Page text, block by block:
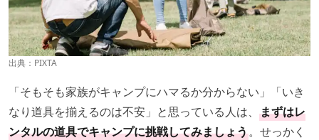
出典：PIXTA
「そもそも家族がキャンプにハマるか分からない」「いき
なり道具を揃えるのは不安」と思っている人は、 まずはレ
ンタルの道具でキャンプに挑戦してみましょう。せっかく